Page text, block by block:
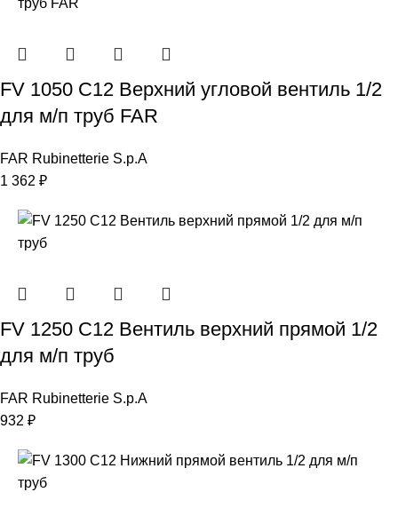
FV 1050 C12 Верхний угловой вентиль 1/2
для м/п труб FAR
FAR Rubinetterie S.p.A
1 362 ₽
FV 1250 C12 Вентиль верхний прямой 1/2
для м/п труб
FAR Rubinetterie S.p.A
932 ₽